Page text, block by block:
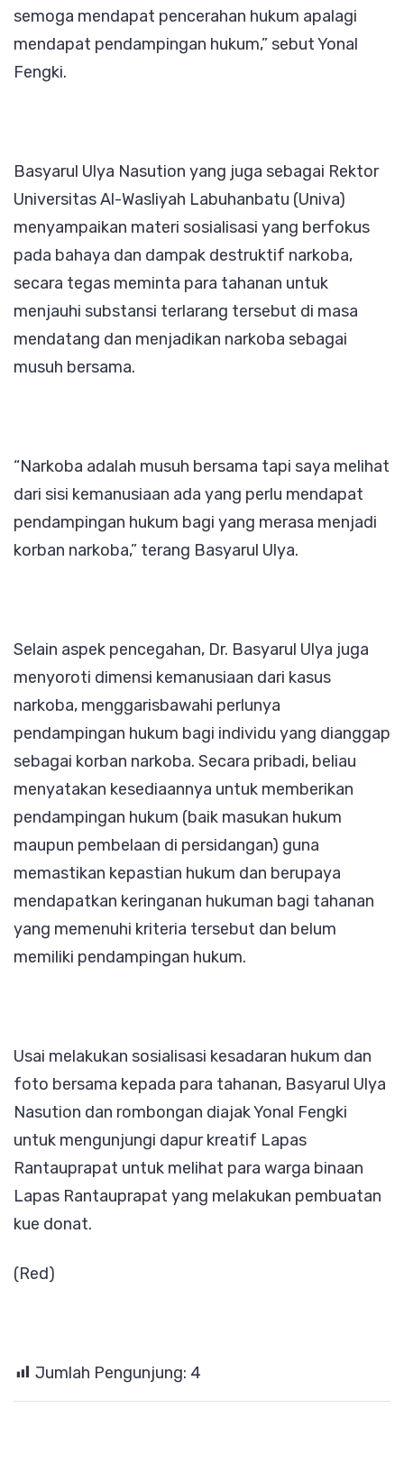
semoga mendapat pencerahan hukum apalagi
mendapat pendampingan hukum,” sebut Yonal
Fengki.
Basyarul Ulya Nasution yang juga sebagai Rektor
Universitas Al-Wasliyah Labuhanbatu (Univa)
menyampaikan materi sosialisasi yang berfokus
pada bahaya dan dampak destruktif narkoba,
secara tegas meminta para tahanan untuk
menjauhi substansi terlarang tersebut di masa
mendatang dan menjadikan narkoba sebagai
musuh bersama.
“Narkoba adalah musuh bersama tapi saya melihat
dari sisi kemanusiaan ada yang perlu mendapat
pendampingan hukum bagi yang merasa menjadi
korban narkoba,” terang Basyarul Ulya.
Selain aspek pencegahan, Dr. Basyarul Ulya juga
menyoroti dimensi kemanusiaan dari kasus
narkoba, menggarisbawahi perlunya
pendampingan hukum bagi individu yang dianggap
sebagai korban narkoba. Secara pribadi, beliau
menyatakan kesediaannya untuk memberikan
pendampingan hukum (baik masukan hukum
maupun pembelaan di persidangan) guna
memastikan kepastian hukum dan berupaya
mendapatkan keringanan hukuman bagi tahanan
yang memenuhi kriteria tersebut dan belum
memiliki pendampingan hukum.
Usai melakukan sosialisasi kesadaran hukum dan
foto bersama kepada para tahanan, Basyarul Ulya
Nasution dan rombongan diajak Yonal Fengki
untuk mengunjungi dapur kreatif Lapas
Rantauprapat untuk melihat para warga binaan
Lapas Rantauprapat yang melakukan pembuatan
kue donat.
(Red)
Jumlah Pengunjung: 4